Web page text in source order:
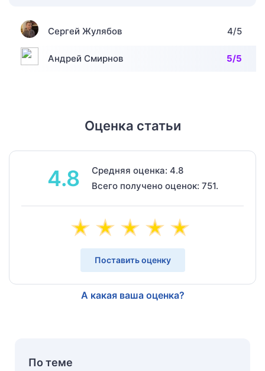
Сергей Жулябов 4/5
Андрей Смирнов 5/5
Оценка статьи
4.8
Средняя оценка: 4.8
Всего получено оценок: 751.
Поставить оценку
А какая ваша оценка?
По теме